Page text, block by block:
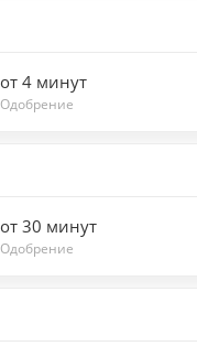
от 4 минут
Одобрение
от 30 минут
Одобрение